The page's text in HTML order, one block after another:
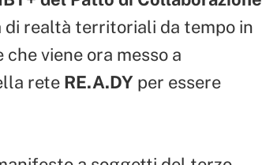
di realtà territoriali da tempo in
viene ora messo a
rete RE.A.DY per essere